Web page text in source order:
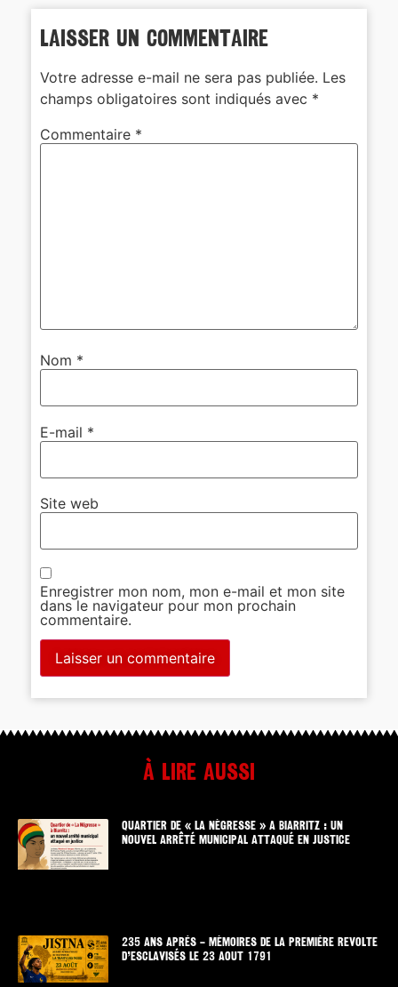
Laisser un commentaire
Votre adresse e-mail ne sera pas publiée. Les
champs obligatoires sont indiqués avec *
Commentaire *
Nom *
E-mail *
Site web
Enregistrer mon nom, mon e-mail et mon site
dans le navigateur pour mon prochain
commentaire.
À lire aussi
QUARTIER DE « LA NÉGRESSE » A BIARRITZ : UN
NOUVEL ARRÊTÉ MUNICIPAL ATTAQUÉ EN JUSTICE
235 ANS APRÈS – MÉMOIRES DE LA PREMIÈRE REVOLTE
D’ESCLAVISÉS LE 23 AOUT 1791